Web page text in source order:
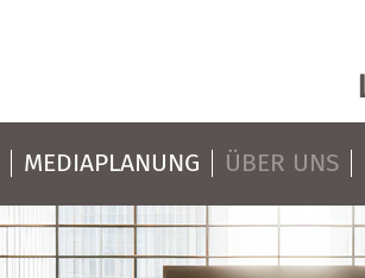
MEDIAPLANUNG ÜBER UNS